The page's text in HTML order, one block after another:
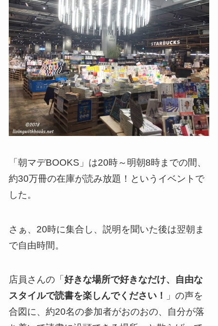
「朝マデBOOKS」は20時～明朝8時までの間、
約30万冊の在庫が読み放題！というイベントで
した。
さぁ、20時に集合し、説明を聞いた後は翌朝ま
で自由時間。
店員さんの「 好きな場所で好きなだけ、自由な
スタイルで読書を楽しんでください！
」の声を
合図に、約20名の参加者がおのおの、自分が落